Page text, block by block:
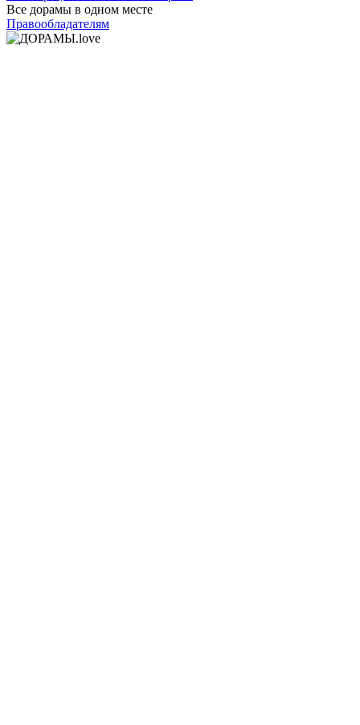
Все дорамы в одном месте
Правообладателям